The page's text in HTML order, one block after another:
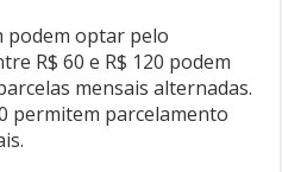
podem optar pelo
R$ 60 e R$ 120 podem
mensais alternadas.
permitem parcelamento